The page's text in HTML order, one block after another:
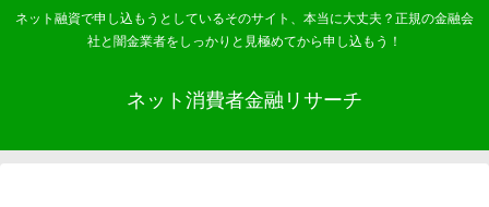
ネット融資で申し込もうとしているそのサイト、本当に大丈夫？正規の金融会
社と闇金業者をしっかりと見極めてから申し込もう！
ネット消費者金融リサーチ